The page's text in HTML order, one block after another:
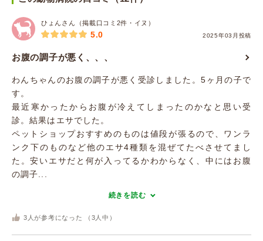
ひょんさん（掲載口コミ2件・イヌ）
2025年03月投稿
5.0
お腹の調子が悪く、、、
わんちゃんのお腹の調子が悪く受診しました。5ヶ月の子で
す。
最近寒かったからお腹が冷えてしまったのかなと思い受
診。結果はエサでした。
ペットショップおすすめのものは値段が張るので、ワンラ
ンク下のものなど他のエサ4種類を混ぜてたべさせてまし
た。安いエサだと何が入ってるかわからなく、中にはお腹
の調子...
続きを読む
3 人が参考になった （ 3 人中）